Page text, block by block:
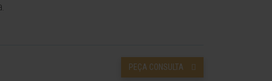
PEÇA CONSULTA